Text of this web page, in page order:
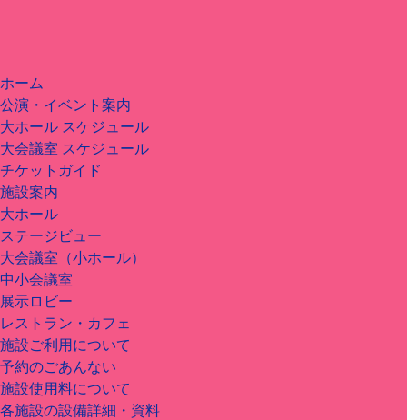
ホーム
公演・イベント案内
大ホール スケジュール
大会議室 スケジュール
チケットガイド
施設案内
大ホール
ステージビュー
大会議室（小ホール）
中小会議室
展示ロビー
レストラン・カフェ
施設ご利用について
予約のごあんない
施設使用料について
各施設の設備詳細・資料